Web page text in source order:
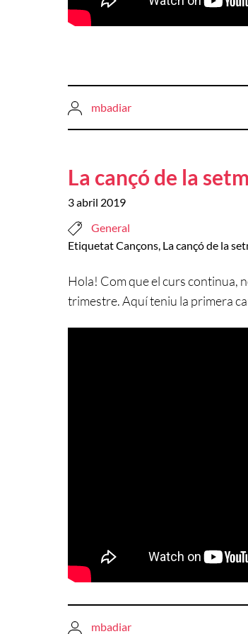
mbadiar
La cançó de la
3 abril 2019
General
EtiquetatCançons, La cançó de la
Hola! Com que el curs continua,
trimestre. Aquí teniu la primera
mbadiar